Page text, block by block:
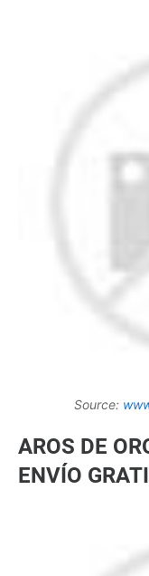
Source:
AROS DE
ENVÍO